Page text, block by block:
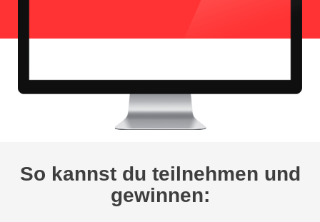
So kannst du teilnehmen und
gewinnen: